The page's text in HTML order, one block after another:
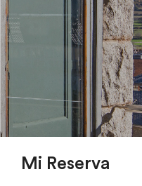
Mi Reserva